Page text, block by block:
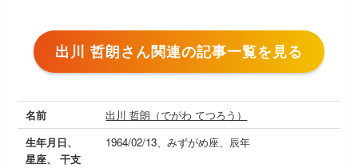
出川 哲朗さん関連の記事一覧を見る
名前
出川 哲朗（でがわ てつろう）
生年月日、
星座、 干支
1964/02/13、みずがめ座、辰年